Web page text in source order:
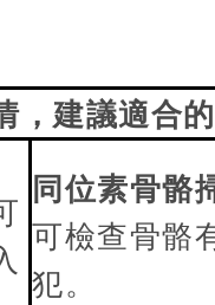
，建議適合
同位素骨骼
可檢查骨骼
犯。